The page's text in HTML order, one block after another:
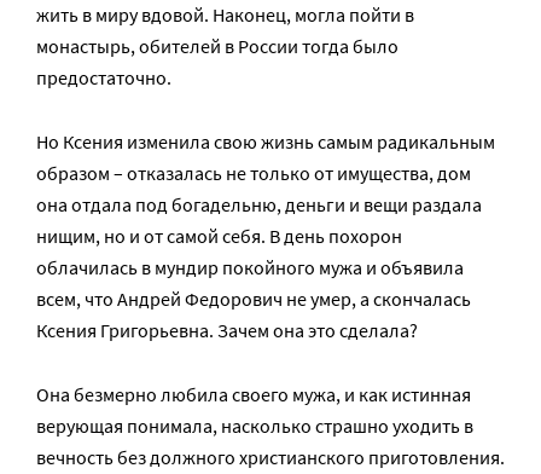
жить в миру вдовой. Наконец, могла пойти в
монастырь, обителей в России тогда было
предостаточно.
Но Ксения изменила свою жизнь самым радикальным
образом – отказалась не только от имущества, дом
она отдала под богадельню, деньги и вещи раздала
нищим, но и от самой себя. В день похорон
облачилась в мундир покойного мужа и объявила
всем, что Андрей Федорович не умер, а скончалась
Ксения Григорьевна. Зачем она это сделала?
Она безмерно любила своего мужа, и как истинная
верующая понимала, насколько страшно уходить в
вечность без должного христианского приготовления.